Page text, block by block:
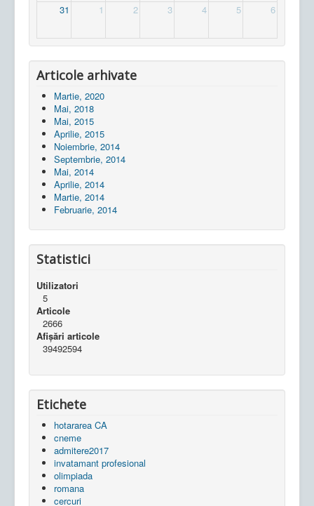
31 1 2 3 4 5 6
Articole arhivate
Martie, 2020
Mai, 2018
Mai, 2015
Aprilie, 2015
Noiembrie, 2014
Septembrie, 2014
Mai, 2014
Aprilie, 2014
Martie, 2014
Februarie, 2014
Statistici
Utilizatori
5
Articole
2666
Afișări articole
39492594
Etichete
hotararea CA
cneme
admitere2017
invatamant profesional
olimpiada
romana
cercuri